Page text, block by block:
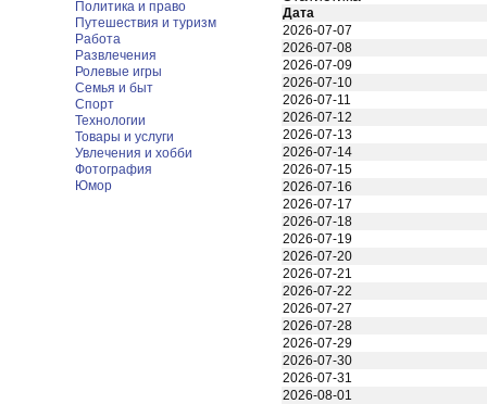
Политика и право
Путешествия и туризм
Работа
Развлечения
Ролевые игры
Семья и быт
Спорт
Технологии
Товары и услуги
Увлечения и хобби
Фотография
Юмор
Дата
2026-07-07
2026-07-08
2026-07-09
2026-07-10
2026-07-11
2026-07-12
2026-07-13
2026-07-14
2026-07-15
2026-07-16
2026-07-17
2026-07-18
2026-07-19
2026-07-20
2026-07-21
2026-07-22
2026-07-27
2026-07-28
2026-07-29
2026-07-30
2026-07-31
2026-08-01